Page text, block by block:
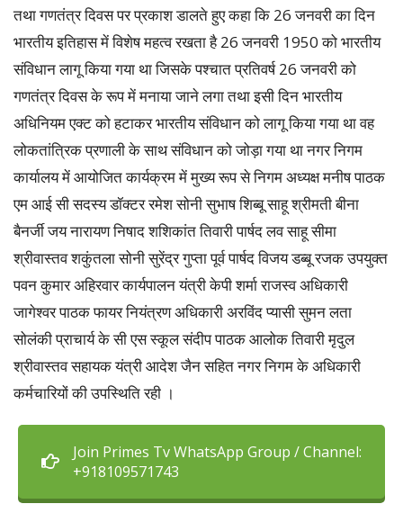
तथा गणतंत्र दिवस पर प्रकाश डालते हुए कहा कि 26 जनवरी का दिन
भारतीय इतिहास में विशेष महत्व रखता है 26 जनवरी 1950 को भारतीय
संविधान लागू किया गया था जिसके पश्चात प्रतिवर्ष 26 जनवरी को
गणतंत्र दिवस के रूप में मनाया जाने लगा तथा इसी दिन भारतीय
अधिनियम एक्ट को हटाकर भारतीय संविधान को लागू किया गया था वह
लोकतांत्रिक प्रणाली के साथ संविधान को जोड़ा गया था नगर निगम
कार्यालय में आयोजित कार्यक्रम में मुख्य रूप से निगम अध्यक्ष मनीष पाठक
एम आई सी सदस्य डॉक्टर रमेश सोनी सुभाष शिब्बू साहू श्रीमती बीना
बैनर्जी जय नारायण निषाद शशिकांत तिवारी पार्षद लव साहू सीमा
श्रीवास्तव शकुंतला सोनी सुरेंद्र गुप्ता पूर्व पार्षद विजय डब्बू रजक उपयुक्त
पवन कुमार अहिरवार कार्यपालन यंत्री केपी शर्मा राजस्व अधिकारी
जागेश्वर पाठक फायर नियंत्रण अधिकारी अरविंद प्यासी सुमन लता
सोलंकी प्राचार्य के सी एस स्कूल संदीप पाठक आलोक तिवारी मृदुल
श्रीवास्तव सहायक यंत्री आदेश जैन सहित नगर निगम के अधिकारी
कर्मचारियों की उपस्थिति रही ।
Join Primes Tv WhatsApp Group / Channel:
+918109571743